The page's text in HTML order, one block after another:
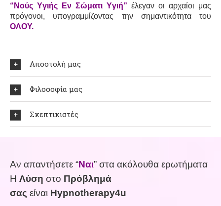
“Νούς Yγιής Eν Σώματι Yγιή” έλεγαν οι αρχαίοι μας
πρόγονοι, υπογραμμίζοντας την σημαντικότητα του
ΟΛΟΥ.
Αποστολή μας
Φιλοσοφία μας
Σκεπτικιστές
Αν απαντήσετε “Ναι” στα ακόλουθα ερωτήματα
Η Λύση στο Πρόβλημά
σας είναι Hypnotherapy4u